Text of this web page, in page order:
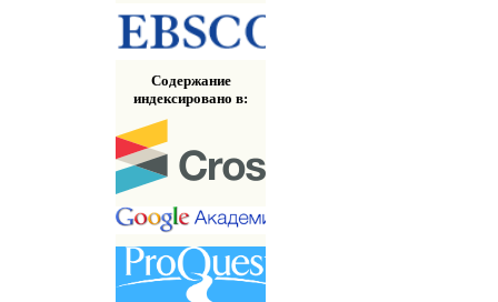
Содержание
индексировано в: